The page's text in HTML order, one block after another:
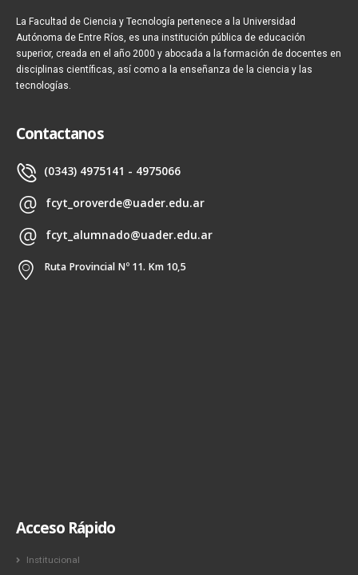
La Facultad de Ciencia y Tecnología pertenece a la Universidad
Autónoma de Entre Ríos, es una institución pública de educación
superior, creada en el año 2000 y abocada a la formación de docentes en
disciplinas científicas, así como a la enseñanza de la ciencia y las
tecnologías.
Contactanos
(0343) 4975141 - 4975066
fcyt_oroverde@uader.edu.ar
fcyt_alumnado@uader.edu.ar
Ruta Provincial Nº 11. Km 10,5
Acceso Rápido
Institucional